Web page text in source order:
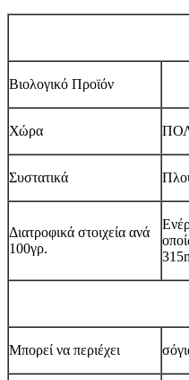
Βιολογικό Προϊόν
Χώρα
Συστατικά
Διατροφικά στοιχεία ανά
100γρ.
Μπορεί να περιέχει